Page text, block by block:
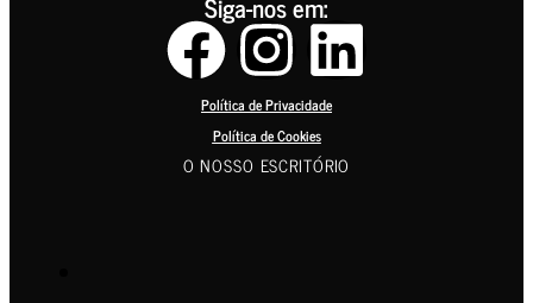
Política de Privacidade
Política de Cookies
O NOSSO ESCRITÓRIO